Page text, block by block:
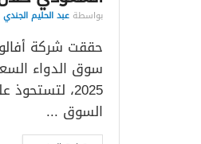
بواسطة عبد الحليم الجندي
حققت شركة
سوق الدواء
السوق ...